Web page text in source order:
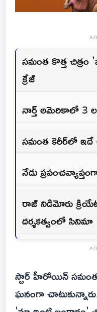
సమంత కొత్త
క్రేజ్
నార్త్ అమెరికాలో 3
సమంత కెరీర్‌లో ఇదే
నేడు
రాజ్ నిడిమోరు
దర్శకత్వంలో సినిమా
స్టార్ హీరోయిన్
ఘనంగా